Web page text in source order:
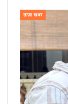
ताज़ा खबर